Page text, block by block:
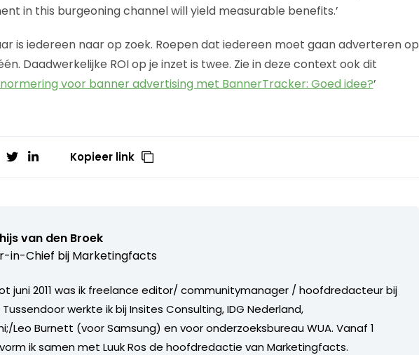
in this burgeoning channel will yield measurable benefits.’
is iedereen naar op zoek. Roepen dat iedereen moet gaan adverteren op
Daadwerkelijke ROI op je inzet is twee. Zie in deze context ook dit
voor banner advertising met BannerTracker: Goed idee?’
Kopieer link
van den Broek
in-Chief bij Marketingfacts
juni 2011 was ik freelance editor/ communitymanager / hoofdredacteur bij
werkte ik bij Insites Consulting, IDG Nederland,
Leo Burnett (voor Samsung) en voor onderzoeksbureau WUA. Vanaf 1
ik samen met Luuk Ros de hoofdredactie van Marketingfacts.